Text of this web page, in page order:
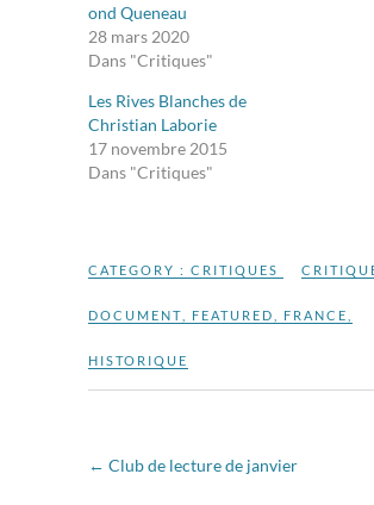
ond Queneau
28 mars 2020
Dans "Critiques"
Les Rives Blanches de
Christian Laborie
17 novembre 2015
Dans "Critiques"
CATEGORY : CRITIQUES
DOCUMENT FEATURED FRANCE
HISTORIQUE
← Club de lecture de janvier